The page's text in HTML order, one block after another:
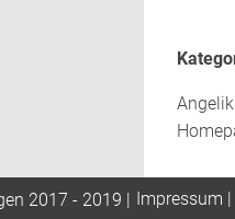
2017 - 2019 | Impressum